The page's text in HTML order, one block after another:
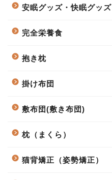
安眠グッズ・快眠グッズ
完全栄養食
抱き枕
掛け布団
敷布団(敷き布団)
枕（まくら）
猫背矯正（姿勢矯正）